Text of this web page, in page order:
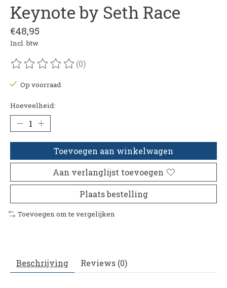
Keynote by Seth Race
€48,95
Incl. btw
De beoordeling van dit product is
(0)
Op voorraad
Hoeveelheid:
Toevoegen aan winkelwagen
Aan verlanglijst toevoegen
Plaats bestelling
Toevoegen om te vergelijken
Beschrijving Reviews (0)